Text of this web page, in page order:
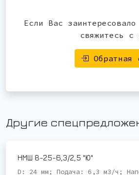
Если Вас
свяжитесь с
Обратная
Другие
НМШ 8-25-6,3/2,5 "Ю"
D: 24 мм; Подача: 6,3 м3/ч;